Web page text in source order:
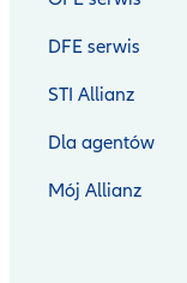
DFE serwis
STI Allianz
Dla agentów
Mój Allianz